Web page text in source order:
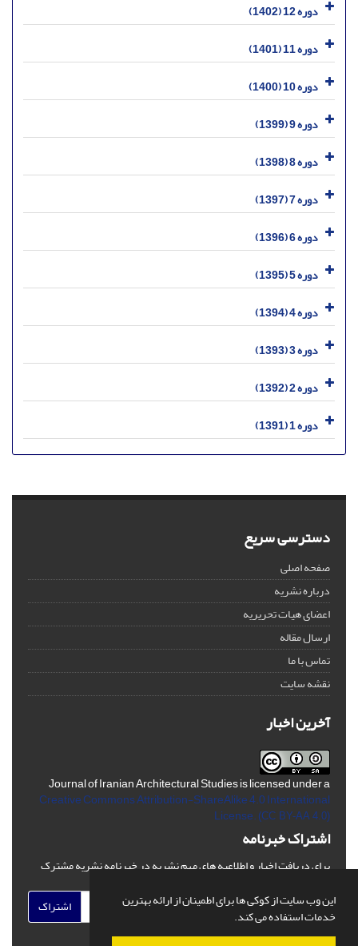
این وب سایت از کوکی ها برای اطمینان از ارائه بهترین
خدمات استفاده می کند.
دوره 12 (1402)
دوره 11 (1401)
دوره 10 (1400)
دوره 9 (1399)
دوره 8 (1398)
دوره 7 (1397)
دوره 6 (1396)
دوره 5 (1395)
دوره 4 (1394)
دوره 3 (1393)
دوره 2 (1392)
دوره 1 (1391)
دسترسی سریع
صفحه اصلی
درباره نشریه
اعضای هیات تحریریه
ارسال مقاله
تماس با ما
نقشه سایت
آخرین اخبار
Journal of Iranian Architectural Studies is licensed under a
Creative Commons Attribution-ShareAlike 4.0 International
License. (CC BY-AA 4.0)
اشتراک خبرنامه
برای دریافت اخبار و اطلاعیه های مهم نشریه در خبرنامه نشریه مشترک
اشتراک